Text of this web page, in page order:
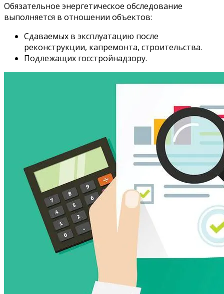
Обязательное энергетическое обследование
выполняется в отношении объектов:
Сдаваемых в эксплуатацию после
реконструкции, капремонта, строительства.
Подлежащих госстройнадзору.